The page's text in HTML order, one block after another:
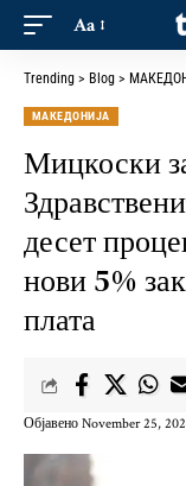
Aa
Trending > Blog >
МАКЕДОНИЈА
Мицкоски
десет
нови 5%
плата
Објавено November 25,